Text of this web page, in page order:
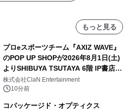
もっと見る
プロeスポーツチーム『AXIZ WAVE』
のPOP UP SHOPが2026年8月1日(土)
よりSHIBUYA TSUTAYA 6階 IP書店で
開催決定！！
株式会社ClaN Entertainment
10分前
コパッケージド・オプティクス